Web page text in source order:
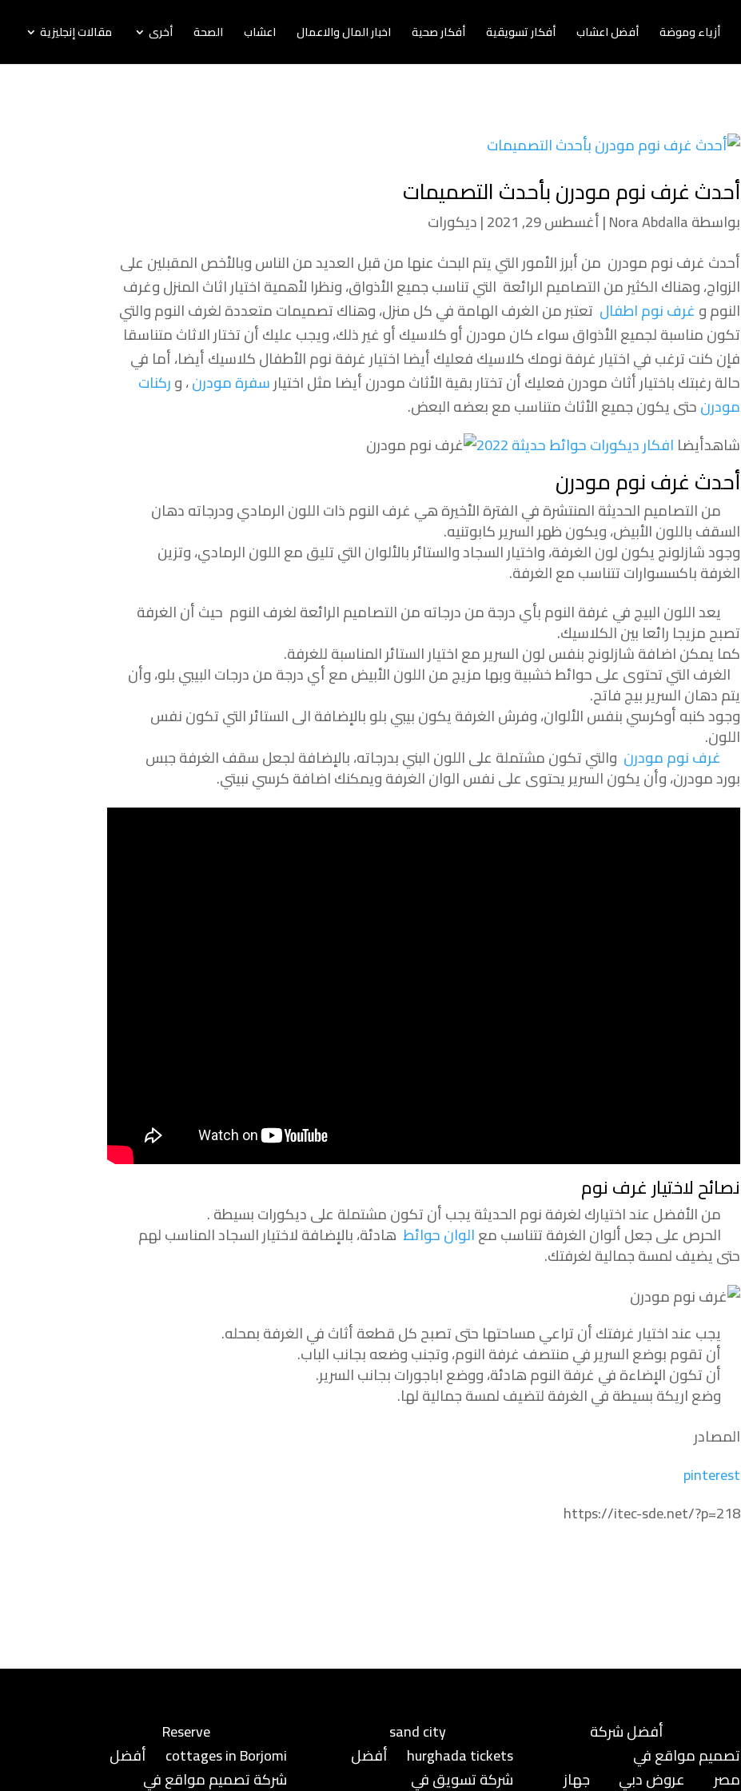
أزياء وموضة أفضل اعشاب أفكار تسويقية أفكار صحية اخبار المال والاعمال اعشاب الصحة أخرى مقالات إنجليزية
أحدث غرف نوم مودرن بأحدث التصميمات
بواسطةNora Abdalla
|أغسطس 29, 2021 |ديكورات
أحدث غرف نوم مودرن من أبرز الأمور التي يتم البحث عنها من قبل العديد من الناس وبالأخص المقبلين على
الزواج، وهناك الكثير من التصاميم الرائعة التي تناسب جميع الأذواق، ونظرا لأهمية اختيار اثاث المنزل وغرف
النوم و غرف نوم اطفال تعتبر من الغرف الهامة في كل منزل، وهناك تصميمات متعددة لغرف النوم والتي
تكون مناسبة لجميع الأذواق سواء كان مودرن أو كلاسيك أو غير ذلك، ويجب عليك أن تختار الاثاث متناسقا
فإن كنت ترغب في اختيار غرفة نومك كلاسيك فعليك أيضا اختيار غرفة نوم الأطفال كلاسيك أيضا، أما في
حالة رغبتك باختيار أثاث مودرن فعليك أن تختار بقية الأثاث مودرن أيضا مثل اختيارسفرة مودرن، وركنات
مودرنحتى يكون جميع الأثاث متناسب مع بعضه البعض.
شاهدأيضا افكار ديكورات حوائط حديثة 2022
أحدث غرف نوم مودرن
من التصاميم الحديثة المنتشرة في الفترة الأخيرة هي غرف النوم ذات اللون الرمادي ودرجاته دهان
السقف باللون الأبيض، ويكون ظهر السرير كابوتنيه.
وجود شازلونج يكون لون الغرفة، واختيار السجاد والستائر بالألوان التي تليق مع اللون الرمادي، وتزين
الغرفة باكسسوارات تتناسب مع الغرفة.
يعد اللون البيج في غرفة النوم بأي درجة من درجاته من التصاميم الرائعة لغرف النوم حيث أن الغرفة
تصبح مزيجا رائعا بين الكلاسيك.
كما يمكن اضافة شازلونج بنفس لون السرير مع اختيار الستائر المناسبة للغرفة.
الغرف التي تحتوى على حوائط خشبية وبها مزيج من اللون الأبيض مع أي درجة من درجات البيبي بلو، وأن
يتم دهان السرير بيج فاتح.
وجود كنبه أوكرسي بنفس الألوان، وفرش الغرفة يكون بيبي بلو بالإضافة الى الستائر التي تكون نفس
اللون.
غرف نوم مودرن والتي تكون مشتملة على اللون البني بدرجاته، بالإضافة لجعل سقف الغرفة جبس
بورد مودرن، وأن يكون السرير يحتوى على نفس الوان الغرفة ويمكنك اضافة كرسي نبيتي.
نصائح لاختيار غرف نوم
من الأفضل عند اختيارك لغرفة نوم الحديثة يجب أن تكون مشتملة على ديكورات بسيطة .
الحرص على جعل ألوان الغرفة تتناسب معالوان حوائطهادئة، بالإضافة لاختيار السجاد المناسب لهم
حتى يضيف لمسة جمالية لغرفتك.
يجب عند اختيار غرفتك أن تراعي مساحتها حتى تصبح كل قطعة أثاث في الغرفة بمحله.
أن تقوم بوضع السرير في منتصف غرفة النوم، وتجنب وضعه بجانب الباب.
أن تكون الإضاءة في غرفة النوم هادئة، ووضع اباجورات بجانب السرير.
وضع اريكة بسيطة في الغرفة لتضيف لمسة جمالية لها.
المصادر
pinterest
https://itec-sde.net/?p=218
Reserve
cottages in Borjomi
أفضل
شركة تصميم مواقع في
sand city
hurghada tickets
أفضل
شركة تسويق في
أفضل شركة
تصميم مواقع في
مصر
عروض دبي
جهاز